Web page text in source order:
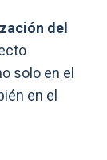
del
solo en el
en el